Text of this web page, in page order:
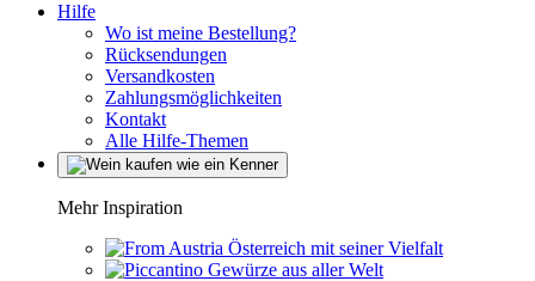
Hilfe
Wo ist meine Bestellung?
Rücksendungen
Versandkosten
Zahlungsmöglichkeiten
Kontakt
Alle Hilfe-Themen
Mehr Inspiration
Österreich mit seiner Vielfalt
Gewürze aus aller Welt